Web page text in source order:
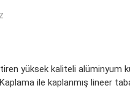
yüksek kaliteli alüminyum
ile kaplanmış lineer